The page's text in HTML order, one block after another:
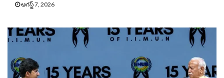
ఆగస్ట్ 7, 2026